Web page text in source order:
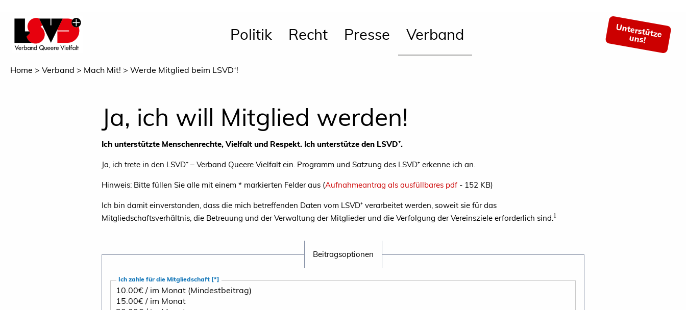
Politik Recht Presse Verband Unterstütze
uns!
Home Verband Mach Mit! Werde Mitglied beim LSVD⁺!
Ja, ich will Mitglied werden!
Ich unterstützte Menschenrechte, Vielfalt und Respekt. Ich unterstütze den LSVD⁺.
Ja, ich trete in den LSVD⁺ – Verband Queere Vielfalt ein. Programm und Satzung des LSVD⁺ erkenne ich an.
Hinweis: Bitte füllen Sie alle mit einem * markierten Felder aus (Aufnahmeantrag als ausfüllbares pdf - 152 KB)
Ich bin damit einverstanden, dass die mich betreffenden Daten vom LSVD⁺ verarbeitet werden, soweit sie für das
Mitgliedschaftsverhältnis, die Betreuung und der Verwaltung der Mitglieder und die Verfolgung der Vereinsziele erforderlich sind.1
Beitragsoptionen
Ich zahle für die Mitgliedschaft [*]